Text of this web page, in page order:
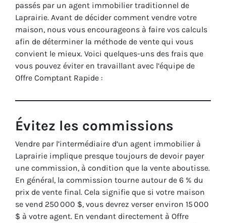
passés par un agent immobilier traditionnel de
Laprairie. Avant de décider comment vendre votre
maison, nous vous encourageons à faire vos calculs
afin de déterminer la méthode de vente qui vous
convient le mieux. Voici quelques-uns des frais que
vous pouvez éviter en travaillant avec l’équipe de
Offre Comptant Rapide :
Évitez les commissions
Vendre par l’intermédiaire d’un agent immobilier à
Laprairie implique presque toujours de devoir payer
une commission, à condition que la vente aboutisse.
En général, la commission tourne autour de 6 % du
prix de vente final. Cela signifie que si votre maison
se vend 250 000 $, vous devrez verser environ 15 000
$ à votre agent. En vendant directement à Offre